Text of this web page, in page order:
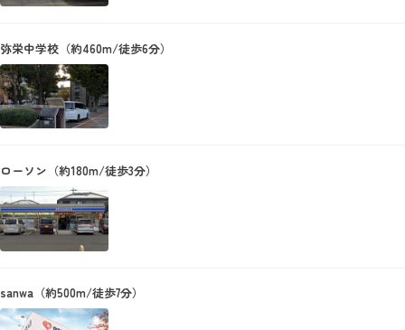
弥栄中学校（約460m/徒歩6分）
ローソン（約180m/徒歩3分）
sanwa（約500m/徒歩7分）